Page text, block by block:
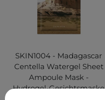
SKIN1004 - Madagascar
Centella Watergel Sheet
Ampoule Mask -
Hydrogel-Gesichtsmaske